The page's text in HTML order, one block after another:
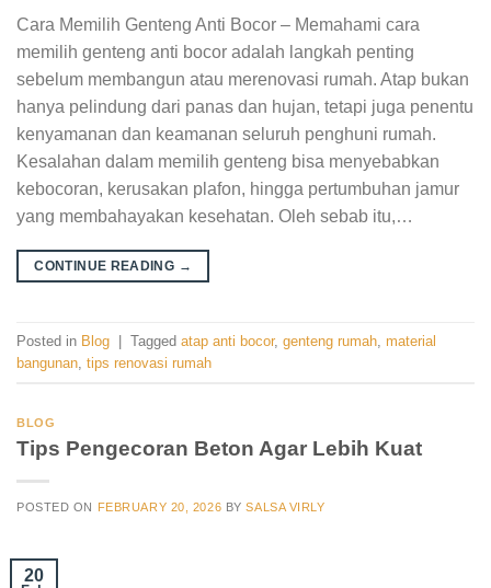
Cara Memilih Genteng Anti Bocor – Memahami cara
memilih genteng anti bocor adalah langkah penting
sebelum membangun atau merenovasi rumah. Atap bukan
hanya pelindung dari panas dan hujan, tetapi juga penentu
kenyamanan dan keamanan seluruh penghuni rumah.
Kesalahan dalam memilih genteng bisa menyebabkan
kebocoran, kerusakan plafon, hingga pertumbuhan jamur
yang membahayakan kesehatan. Oleh sebab itu,…
CONTINUE READING →
Posted in Blog | Tagged atap anti bocor, genteng rumah material
bangunan tips renovasi rumah
BLOG
Tips Pengecoran Beton Agar Lebih Kuat
POSTED ON FEBRUARY 20, 2026 BYSALSA VIRLY
20